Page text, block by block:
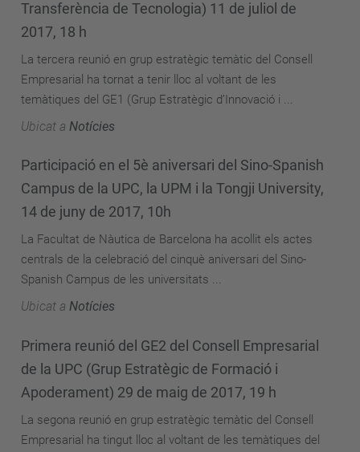
Transferència de Tecnologia) 11 de juliol de
2017, 18 h
La tercera reunió en grup estratègic temàtic del Consell
Empresarial ha tornat a tenir lloc al voltant de les
temàtiques del GE1 (Grup Estratègic d’Innovació i ...
Ubicat a Notícies
Participació en el 5è aniversari del Sino-Spanish
Campus de la UPC, la UPM i la Tongji University,
14 de juny de 2017, 10h
La Facultat de Nàutica de Barcelona ha acollit els actes
centrals de la celebració del cinquè aniversari del Sino-
Spanish Campus de les universitats ...
Ubicat a Notícies
Primera reunió del GE2 del Consell Empresarial
de la UPC (Grup Estratègic de Formació i
Apoderament) 29 de maig de 2017, 19 h
La segona reunió en grup estratègic temàtic del Consell
Empresarial ha tingut lloc al voltant de les temàtiques del